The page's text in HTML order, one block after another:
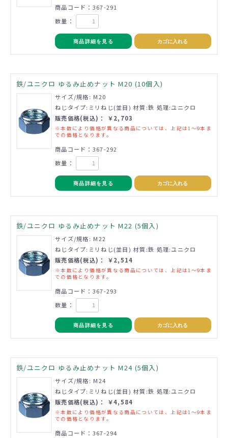
商品コード：367-291
数量：
商品詳細を見る カゴに入れる
鉄/ユニクロ ゆるみ止めナット M20 (10個入)
サイズ/規格: M20
ねじタイプ:ミリねじ(並目) 材質:鉄 処理:ユニクロ
販売価格(税込)： ￥2,703
※本数により価格が異なる商品については、上記は1～9本ま
での価格となります。
商品コード：367-292
数量：
商品詳細を見る カゴに入れる
鉄/ユニクロ ゆるみ止めナット M22 (5個入)
サイズ/規格: M22
ねじタイプ:ミリねじ(並目) 材質:鉄 処理:ユニクロ
販売価格(税込)： ￥2,514
※本数により価格が異なる商品については、上記は1～9本ま
での価格となります。
商品コード：367-293
数量：
商品詳細を見る カゴに入れる
鉄/ユニクロ ゆるみ止めナット M24 (5個入)
サイズ/規格: M24
ねじタイプ:ミリねじ(並目) 材質:鉄 処理:ユニクロ
販売価格(税込)： ￥4,584
※本数により価格が異なる商品については、上記は1～9本ま
での価格となります。
商品コード：367-294